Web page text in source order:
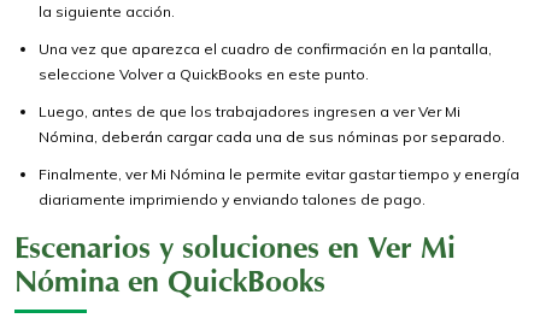
la siguiente acción.
Una vez que aparezca el cuadro de confirmación en la pantalla,
seleccione Volver a QuickBooks en este punto.
Luego, antes de que los trabajadores ingresen a ver Ver Mi
Nómina, deberán cargar cada una de sus nóminas por separado.
Finalmente, ver Mi Nómina le permite evitar gastar tiempo y energía
diariamente imprimiendo y enviando talones de pago.
Escenarios y soluciones en Ver Mi
Nómina en QuickBooks